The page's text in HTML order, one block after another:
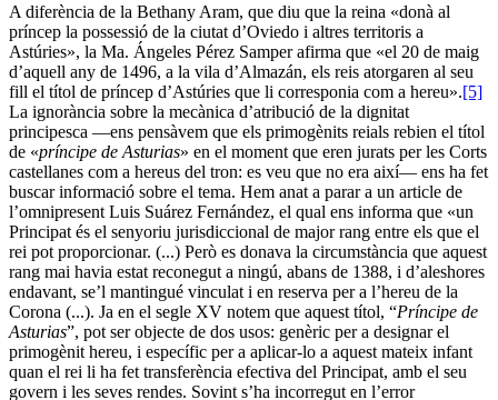
A diferència de la Bethany Aram, que diu que la reina «donà al
príncep la possessió de la ciutat d’Oviedo i altres territoris a
Astúries», la Ma. Ángeles Pérez Samper afirma que «el 20 de maig
d’aquell any de 1496, a la vila d’Almazán, els reis atorgaren al seu
fill el títol de príncep d’Astúries que li corresponia com a hereu».[5]
La ignorància sobre la mecànica d’atribució de la dignitat
principesca —ens pensàvem que els primogènits reials rebien el títol
de «príncipe de Asturias» en el moment que eren jurats per les Corts
castellanes com a hereus del tron: es veu que no era així— ens ha fet
buscar informació sobre el tema. Hem anat a parar a un article de
l’omnipresent Luis Suárez Fernández, el qual ens informa que «un
Principat és el senyoriu jurisdiccional de major rang entre els que el
rei pot proporcionar. (...) Però es donava la circumstància que aquest
rang mai havia estat reconegut a ningú, abans de 1388, i d’aleshores
endavant, se’l mantingué vinculat i en reserva per a l’hereu de la
Corona (...). Ja en el segle XV notem que aquest títol, “Príncipe de
Asturias”, pot ser objecte de dos usos: genèric per a designar el
primogènit hereu, i específic per a aplicar-lo a aquest mateix infant
quan el rei li ha fet transferència efectiva del Principat, amb el seu
govern i les seves rendes. Sovint s’ha incorregut en l’error